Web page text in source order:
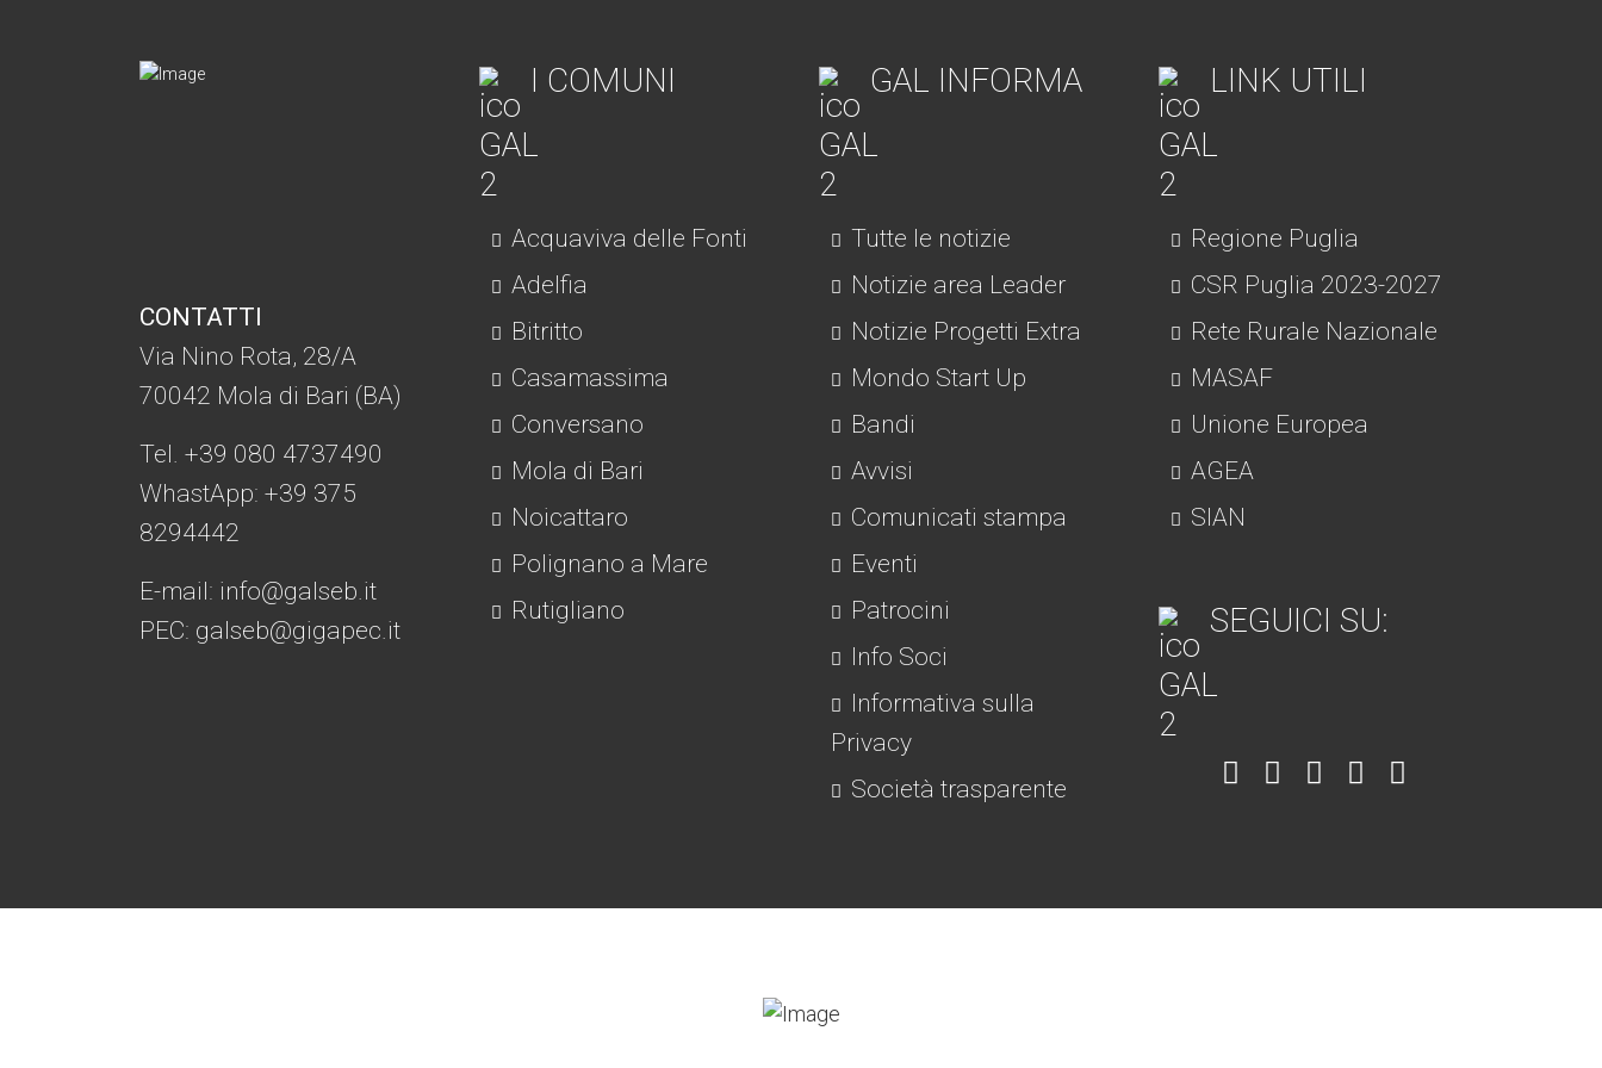
CONTATTI
Via Nino Rota, 28/A
70042 Mola di Bari (BA)
Tel. +39 080 4737490
WhastApp: +39 375
8294442
E-mail: info@galseb.it
PEC: galseb@gigapec.it
I COMUNI
Acquaviva delle Fonti
Adelfia
Bitritto
Casamassima
Conversano
Mola di Bari
Noicattaro
Polignano a Mare
Rutigliano
GAL INFORMA
Tutte le notizie
Notizie area Leader
Notizie Progetti Extra
Mondo Start Up
Bandi
Avvisi
Comunicati stampa
Eventi
Patrocini
Info Soci
Informativa sulla
Privacy
Società trasparente
LINK UTILI
Regione Puglia
CSR Puglia 2023-2027
Rete Rurale Nazionale
MASAF
Unione Europea
AGEA
SIAN
SEGUICI SU:
Item Item Item Item